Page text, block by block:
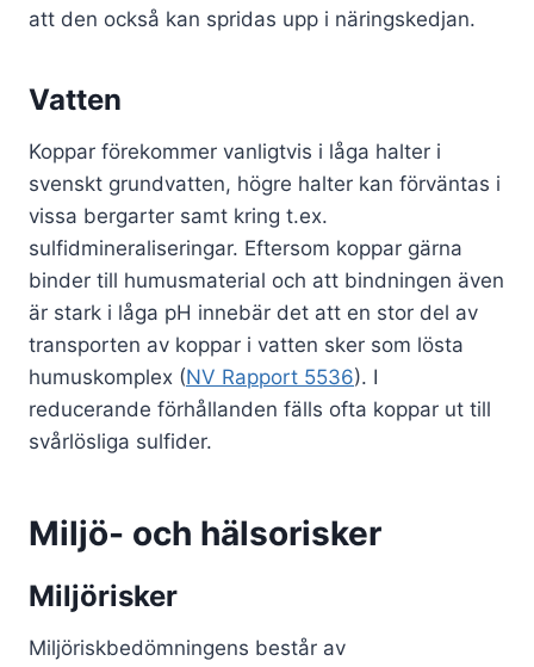
att den också kan spridas upp i näringskedjan.
Vatten
Koppar förekommer vanligtvis i låga halter i
svenskt grundvatten, högre halter kan förväntas i
vissa bergarter samt kring t.ex.
sulfidmineraliseringar. Eftersom koppar gärna
binder till humusmaterial och att bindningen även
är stark i låga pH innebär det att en stor del av
transporten av koppar i vatten sker som lösta
humuskomplex (NV Rapport 5536). I
reducerande förhållanden fälls ofta koppar ut till
svårlösliga sulfider.
Miljö- och hälsorisker
Miljörisker
Miljöriskbedömningens består av